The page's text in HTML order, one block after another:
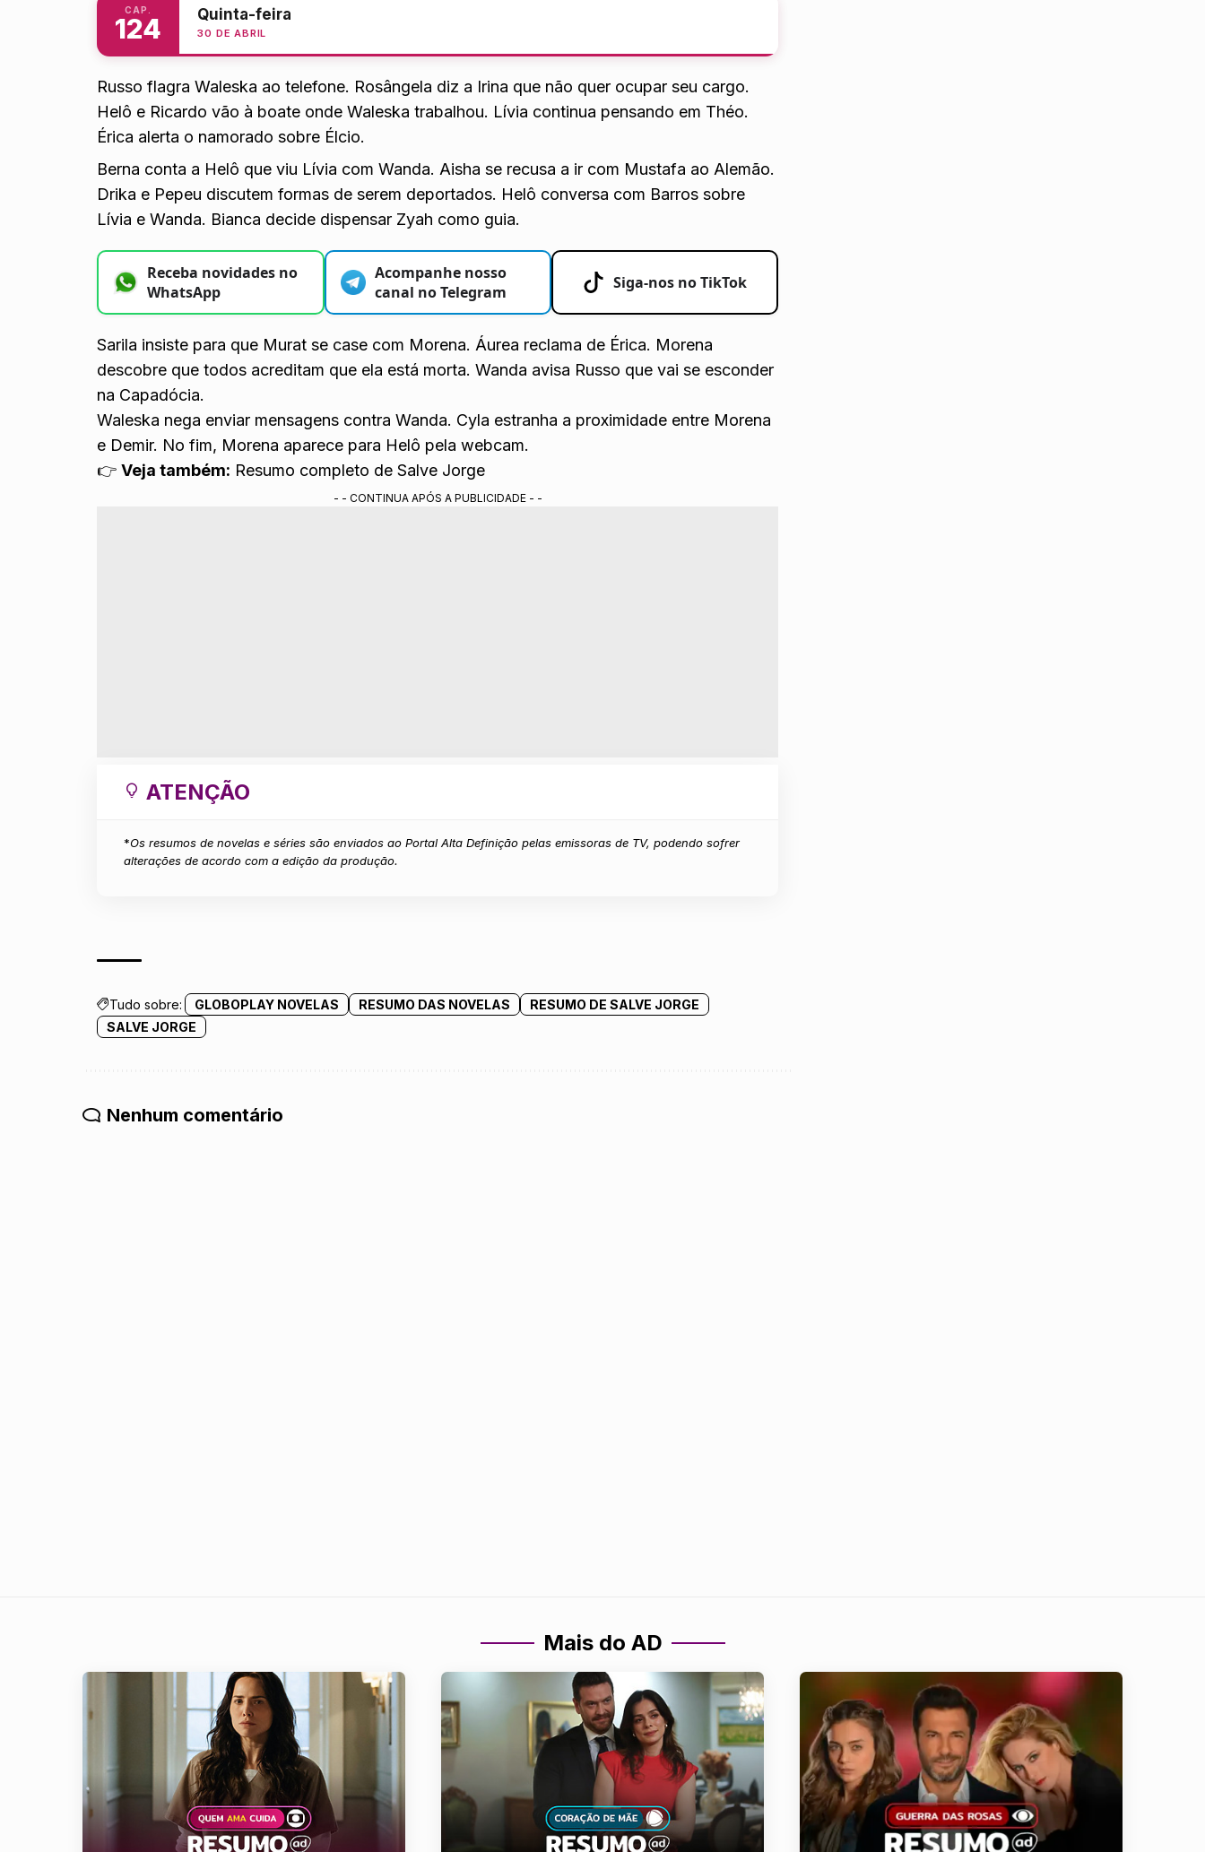
CAP.
124 Quinta-feira
30 DE ABRIL
Russo flagra Waleska ao telefone. Rosângela diz a Irina que não quer ocupar seu cargo.
Helô e Ricardo vão à boate onde Waleska trabalhou. Lívia continua pensando em Théo.
Érica alerta o namorado sobre Élcio.
Berna conta a Helô que viu Lívia com Wanda. Aisha se recusa a ir com Mustafa ao Alemão.
Drika e Pepeu discutem formas de serem deportados. Helô conversa com Barros sobre
Lívia e Wanda. Bianca decide dispensar Zyah como guia.
Receba novidades no
WhatsApp
Acompanhe nosso
canal no Telegram
Siga-nos no TikTok
Sarila insiste para que Murat se case com Morena. Áurea reclama de Érica. Morena
descobre que todos acreditam que ela está morta. Wanda avisa Russo que vai se esconder
na Capadócia.
Waleska nega enviar mensagens contra Wanda. Cyla estranha a proximidade entre Morena
e Demir. No fim, Morena aparece para Helô pela webcam.
👉Veja também: Resumo completo de Salve Jorge
- - CONTINUA APÓS A PUBLICIDADE - -
ATENÇÃO
*Os resumos de novelas e séries são enviados ao Portal Alta Definição pelas emissoras de TV, podendo sofrer
alterações de acordo com a edição da produção.
Tudo sobre: GLOBOPLAY NOVELAS RESUMO DAS NOVELAS
RESUMO DE SALVE JORGE
SALVE JORGE
Nenhum comentário
Mais do AD